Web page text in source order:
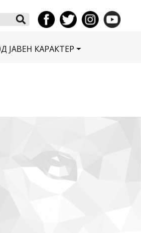
Search
КАРАКТЕР